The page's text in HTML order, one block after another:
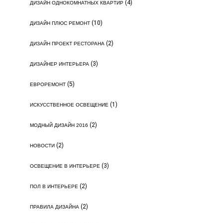
ДИЗАЙН ОДНОКОМНАТНЫХ КВАРТИР(4)
ДИЗАЙН ПЛЮС РЕМОНТ(10)
ДИЗАЙН ПРОЕКТ РЕСТОРАНА(2)
ДИЗАЙНЕР ИНТЕРЬЕРА(3)
ЕВРОРЕМОНТ(5)
ИСКУССТВЕННОЕ ОСВЕЩЕНИЕ(1)
МОДНЫЙ ДИЗАЙН 2016 (2)
НОВОСТИ(2)
ОСВЕЩЕНИЕ В ИНТЕРЬЕРЕ(3)
ПОЛ В ИНТЕРЬЕРЕ(2)
ПРАВИЛА ДИЗАЙНА(2)